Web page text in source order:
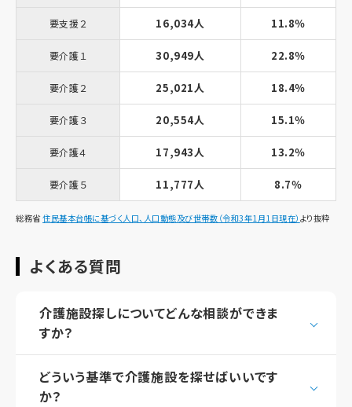
要支援２ 16,034人 11.8％
要介護１ 30,949人 22.8％
要介護２ 25,021人 18.4％
要介護３ 20,554人 15.1％
要介護４ 17,943人 13.2％
要介護５ 11,777人 8.7％
総務省住民基本台帳に基づく人口、人口動態及び世帯数（令和3年1月1日現在） より抜粋
よくある質問
介護施設探しについてどんな相談ができま
すか？
どういう基準で介護施設を探せばいいです
か？